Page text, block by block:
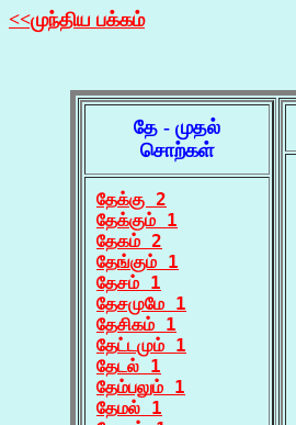
<<முந்திய பக்கம்
தே - முதல்
சொற்கள்
தேக்கு 2
தேக்கும் 1
தேகம் 2
தேங்கும் 1
தேசம் 1
தேசமுமே 1
தேசிகம் 1
தேட்டமும் 1
தேடல் 1
தேம்பலும் 1
தேமல் 1